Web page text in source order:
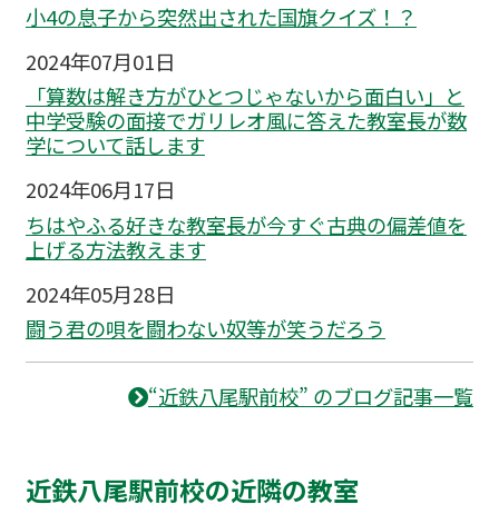
小4の息子から突然出された国旗クイズ！？
2024年07月01日
「算数は解き方がひとつじゃないから面白い」と
中学受験の面接でガリレオ風に答えた教室長が数
学について話します
2024年06月17日
ちはやふる好きな教室長が今すぐ古典の偏差値を
上げる方法教えます
2024年05月28日
闘う君の唄を闘わない奴等が笑うだろう
“近鉄八尾駅前校” のブログ記事一覧
近鉄八尾駅前校の近隣の教室